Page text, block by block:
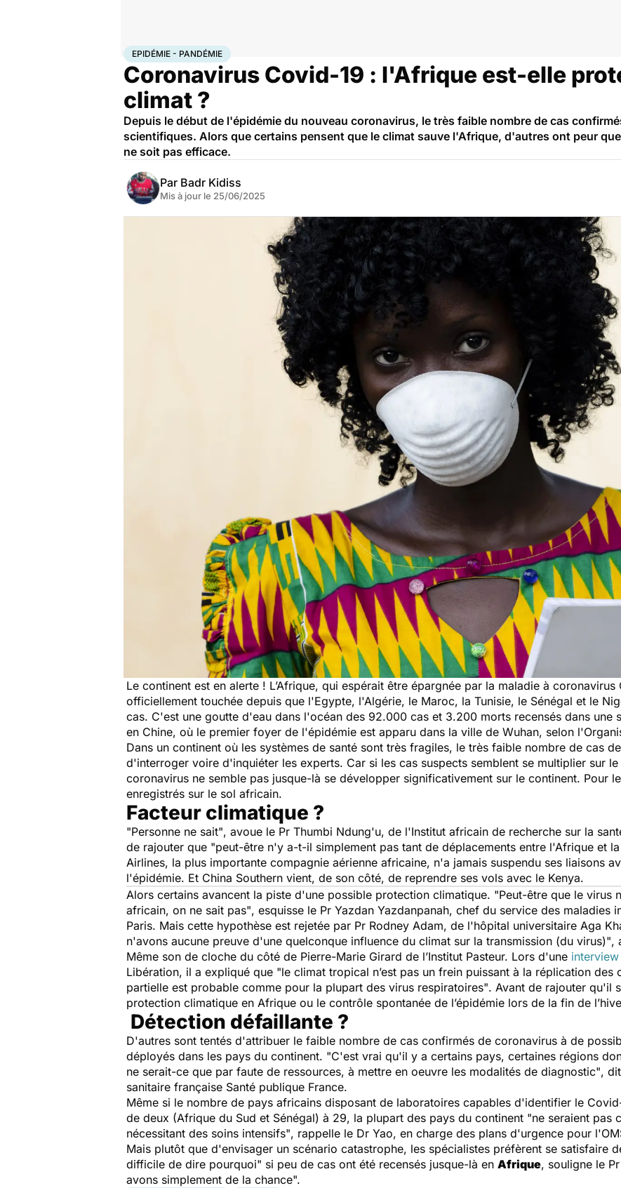
AccueilSanté MaladiesMaladies infectieuses
EPIDÉMIE - PANDÉMIE
Coronavirus Covid-19 : l'Afrique est-elle
climat ?
Depuis le début de l'épidémie du nouveau coronavirus, le très faible nombre de cas
scientifiques. Alors que certains pensent que le climat sauve l'Afrique, d'autres ont peur
ne soit pas efficace.
Par Badr Kidiss
Mis à jour le 25/06/2025
Le continent est en alerte ! L’Afrique, qui espérait être épargnée par la maladie à
officiellement touchée depuis que l'Egypte, l'Algérie, le Maroc, la Tunisie, le Sénégal et le
cas. C'est une goutte d'eau dans l'océan des 92.000 cas et 3.200 morts recensés dans une
en Chine, où le premier foyer de l'épidémie est apparu dans la ville de Wuhan, selon
Dans un continent où les systèmes de santé sont très fragiles, le très faible nombre de cas
d'interroger voire d'inquiéter les experts. Car si les cas suspects semblent se multiplier sur
coronavirus ne semble pas jusque-là se développer significativement sur le continent. Pour
enregistrés sur le sol africain.
Facteur climatique ?
"Personne ne sait", avoue le Pr Thumbi Ndung'u, de l'Institut africain de recherche sur la
de rajouter que "peut-être n'y a-t-il simplement pas tant de déplacements entre l'Afrique et
Airlines, la plus importante compagnie aérienne africaine, n'a jamais suspendu ses liaisons
l'épidémie. Et China Southern vient, de son côté, de reprendre ses vols avec le Kenya.
Alors certains avancent la piste d'une possible protection climatique. "Peut-être que le virus
africain, on ne sait pas", esquisse le Pr Yazdan Yazdanpanah, chef du service des maladies
Paris. Mais cette hypothèse est rejetée par Pr Rodney Adam, de l'hôpital universitaire Aga
n'avons aucune preuve d'une quelconque influence du climat sur la transmission (du virus)",
Même son de cloche du côté de Pierre-Marie Girard de l’Institut Pasteur. Lors d'une interview
Libération, il a expliqué que "le climat tropical n’est pas un frein puissant à la réplication des
partielle est probable comme pour la plupart des virus respiratoires". Avant de rajouter qu'il
protection climatique en Afrique ou le contrôle spontanée de l’épidémie lors de la fin de
Détection défaillante ?
D'autres sont tentés d'attribuer le faible nombre de cas confirmés de coronavirus à de
déployés dans les pays du continent. "C'est vrai qu'il y a certains pays, certaines régions
ne serait-ce que par faute de ressources, à mettre en oeuvre les modalités de diagnostic",
sanitaire française Santé publique France.
Même si le nombre de pays africains disposant de laboratoires capables d'identifier le
de deux (Afrique du Sud et Sénégal) à 29, la plupart des pays du continent "ne seraient pas
nécessitant des soins intensifs", rappelle le Dr Yao, en charge des plans d'urgence pour
Mais plutôt que d'envisager un scénario catastrophe, les spécialistes préfèrent se satisfaire
difficile de dire pourquoi" si peu de cas ont été recensés jusque-là en Afrique, souligne le
avons simplement de la chance".